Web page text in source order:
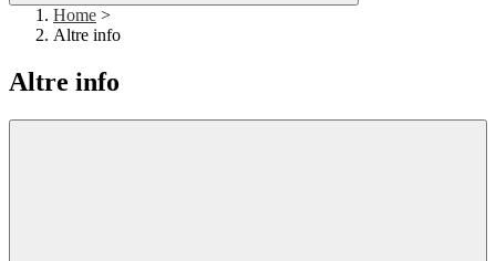
Home >
Altre info
Altre info